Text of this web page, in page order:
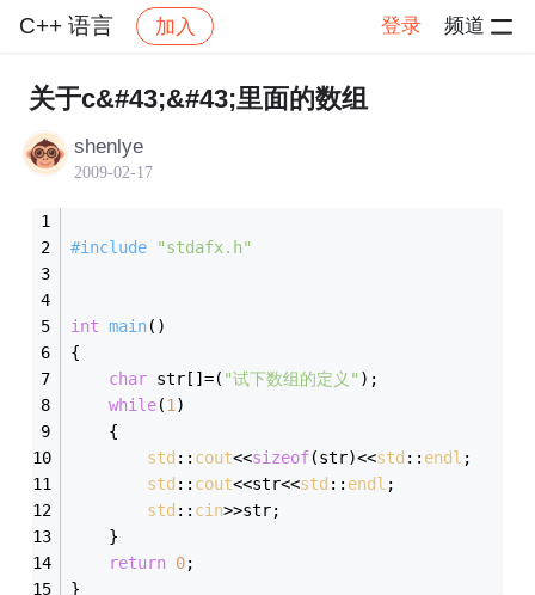
C++ 语言 加入 登录 频道
社区 C++ 语言 帖子详情
关于c&#43;&#43;里面的数组
shenlye
2009-02-17
#include "stdafx.h"
int main()
{
char str[]=( "试下数组的定义" );
while(1 )
	{
std :: cout<<sizeof(str)<<std :: endl ;
std :: cout<<str<<std :: endl ;
std :: cin>>str;
	}
return 0;
}